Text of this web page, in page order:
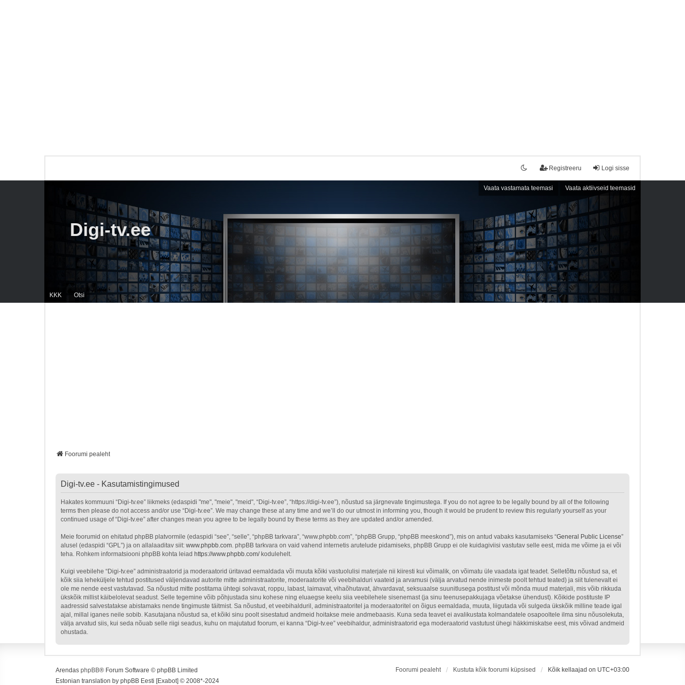
Logi sisse
Registreeru
Vaata vastamata teemasi Vaata aktiivseid teemasid
KKK Otsi
Digi-tv.ee
Foorumi pealeht
Digi-tv.ee - Kasutamistingimused
Hakates kommuuni “Digi-tv.ee” liikmeks (edaspidi "me", "meie", "meid", “Digi-tv.ee”, “https://digi-tv.ee”), nõustud sa järgnevate tingimustega. If you do not agree to be legally bound by all of the following
terms then please do not access and/or use “Digi-tv.ee”. We may change these at any time and we’ll do our utmost in informing you, though it would be prudent to review this regularly yourself as your
continued usage of “Digi-tv.ee” after changes mean you agree to be legally bound by these terms as they are updated and/or amended.
Meie foorumid on ehitatud phpBB platvormile (edaspidi “see”, “selle”, “phpBB tarkvara”, “www.phpbb.com”, “phpBB Grupp, “phpBB meeskond”), mis on antud vabaks kasutamiseks “General Public License”
alusel (edaspidi “GPL”) ja on allalaaditav siit: www.phpbb.com. phpBB tarkvara on vaid vahend internetis arutelude pidamiseks, phpBB Grupp ei ole kuidagiviisi vastutav selle eest, mida me võime ja ei või
teha. Rohkem informatsiooni phpBB kohta leiad https://www.phpbb.com/kodulehelt.
Kuigi veebilehe “Digi-tv.ee” administraatorid ja moderaatorid üritavad eemaldada või muuta kõiki vastuolulisi materjale nii kiiresti kui võimalik, on võimatu üle vaadata igat teadet. Selletõttu nõustud sa, et
kõik siia leheküljele tehtud postitused väljendavad autorite mitte administraatorite, moderaatorite või veebihalduri vaateid ja arvamusi (välja arvatud nende inimeste poolt tehtud teated) ja siit tulenevalt ei
ole me nende eest vastutavad. Sa nõustud mitte postitama ühtegi solvavat, roppu, labast, laimavat, vihaõhutavat, ähvardavat, seksuaalse suunitlusega postitust või mõnda muud materjali, mis võib rikkuda
ükskõik millist käibelolevat seadust. Selle tegemine võib põhjustada sinu kohese ning eluaegse keelu siia veebilehele sisenemast (ja sinu teenusepakkujaga võetakse ühendust). Kõikide postituste IP
aadressid salvestatakse abistamaks nende tingimuste täitmist. Sa nõustud, et veebihalduril, administraatoritel ja moderaatoritel on õigus eemaldada, muuta, liigutada või sulgeda ükskõik milline teade igal
ajal, millal iganes neile sobib. Kasutajana nõustud sa, et kõiki sinu poolt sisestatud andmeid hoitakse meie andmebaasis. Kuna seda teavet ei avalikustata kolmandatele osapooltele ilma sinu nõusolekuta,
välja arvatud siis, kui seda nõuab selle riigi seadus, kuhu on majutatud foorum, ei kanna “Digi-tv.ee” veebihaldur, administraatorid ega moderaatorid vastutust ühegi häkkimiskatse eest, mis võivad andmeid
ohustada.
Foorumi pealeht Kustuta kõik foorumi küpsised Kõik kellaajad on UTC+03:00
Arendas phpBB® Forum Software © phpBB Limited
Estonian translation by phpBB Eesti [Exabot] © 2008*-2024